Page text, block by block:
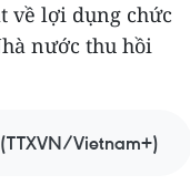
về lợi dụng chức
nước thu hồi
(TTXVN/Vietnam+)